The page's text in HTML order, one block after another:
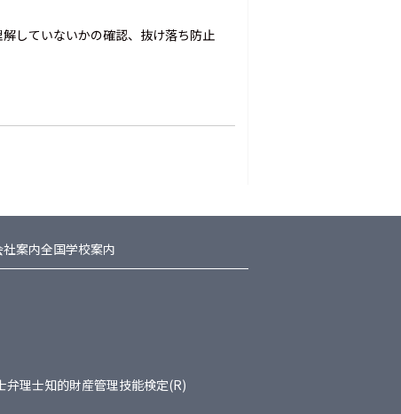
していないかの確認、抜け落ち防止
社案内全国学校案内
弁理士知的財産管理技能検定(R)